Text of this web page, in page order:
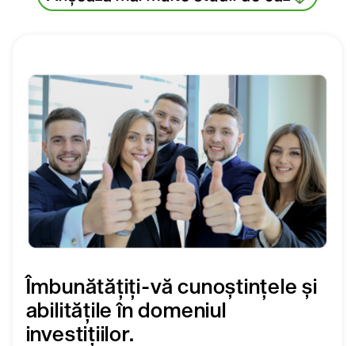
Îmbunătățiți-vă cunoștințele și
abilitățile în domeniul
investițiilor.